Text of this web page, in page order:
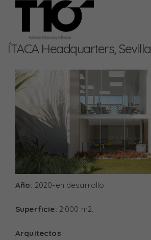
ÍTACA Headquarters, Sevilla
Año: 2020-en desarrollo
Superficie: 2.000 m2.
Arquitectos